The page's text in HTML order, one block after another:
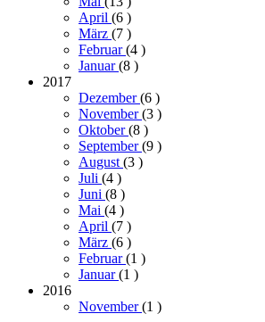
April (6 )
März (7 )
Februar(4 )
Januar(8 )
2017
Dezember(6 )
November(3 )
Oktober(8 )
September(9 )
August (3 )
Juli (4 )
Juni (8 )
Mai (4 )
April (7 )
März (6 )
Februar(1 )
Januar(1 )
2016
November(1 )